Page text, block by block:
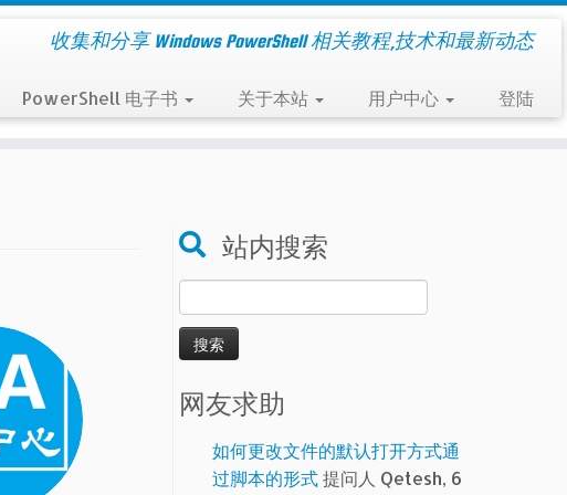
收集和分享 Windows PowerShell 相关教程,技术和最新动态
PowerShell 电子书 关于本站 用户中心 登陆
站内搜索
索：
网友求助
如何更改文件的默认打开方式通
过脚本的形式提问人 Qetesh, 6